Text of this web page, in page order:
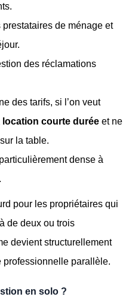
de ménage et
des réclamations
des tarifs, si l’on veut
courte durée et ne
la table.
dense à
pour les propriétaires qui
de deux ou trois
devient structurellement
professionnelle parallèle.
en solo ?